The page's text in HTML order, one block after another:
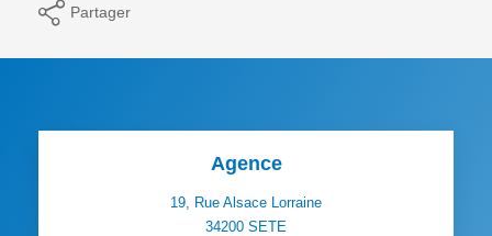
Partager
Agence
19, Rue Alsace Lorraine
34200 SETE